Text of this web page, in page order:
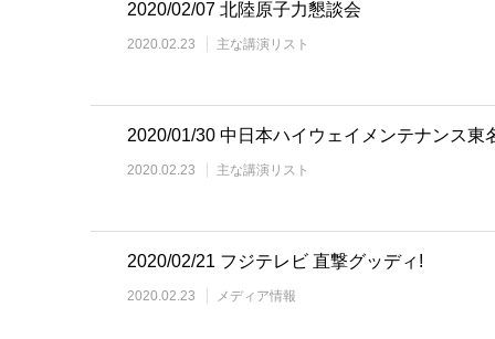
2020/02/07 北陸原子力懇談会
2020.02.23 主な講演リスト
2020/01/30 中日本ハイウェイメンテナンス東
2020.02.23 主な講演リスト
2020/02/21 フジテレビ 直撃グッディ!
2020.02.23 メディア情報